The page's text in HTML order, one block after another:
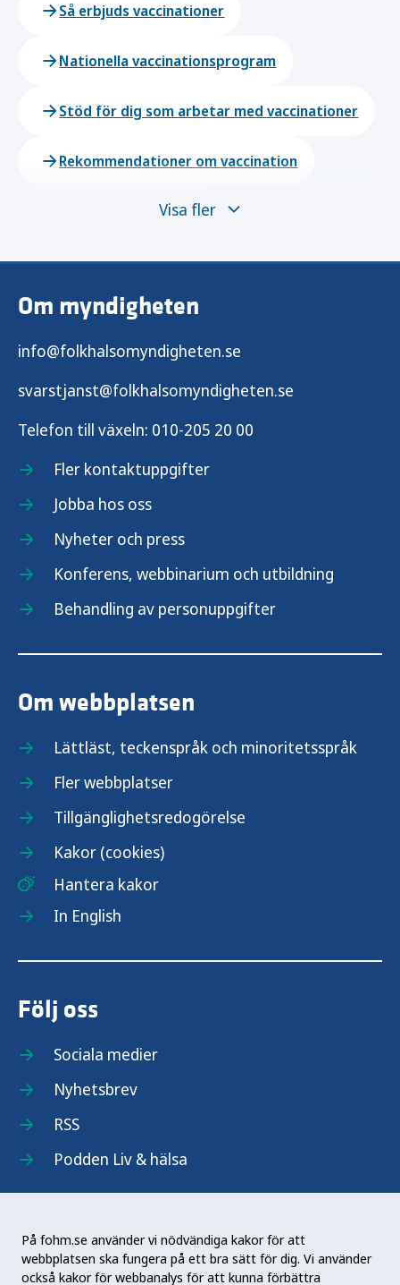
På fohm.se använder vi nödvändiga kakor för att
webbplatsen ska fungera på ett bra sätt för dig. Vi använder
också kakor för webbanalys för att kunna förbättra
Så erbjuds vaccinationer
Nationella vaccinationsprogram
Stöd för dig som arbetar med vaccinationer
Rekommendationer om vaccination
Vaccinationer i skolan
Vaccinationer vid olika tillfällen i livet
Nationella vaccinationsregistret
Vaccination mot bältros
Vaccination mot denguefeber
Vaccination mot difteri
Vaccination mot hepatit A
Vaccination mot Hib
Vaccination mot HPV
Vaccination mot influensa
Vaccination mot japansk encefalit
Vaccination mot kikhosta
Vaccination mot kolera
Vaccination mot meningokocker
Vaccination mot mpox
Vaccination mot pneumokockinfektion
Vaccination mot påssjuka
Visa fler
Om myndigheten
info@folkhalsomyndigheten.se
svarstjanst@folkhalsomyndigheten.se
Telefon till växeln: 010-205 20 00
Fler kontaktuppgifter
Jobba hos oss
Nyheter och press
Konferens, webbinarium och utbildning
Behandling av personuppgifter
Om webbplatsen
Lättläst, teckenspråk och minoritetsspråk
Fler webbplatser
Tillgänglighetsredogörelse
Kakor (cookies)
Hantera kakor
In English
Följ oss
Sociala medier
Nyhetsbrev
RSS
Podden Liv & hälsa
Folkhälsomyndigheten (Fohm) är en nationell